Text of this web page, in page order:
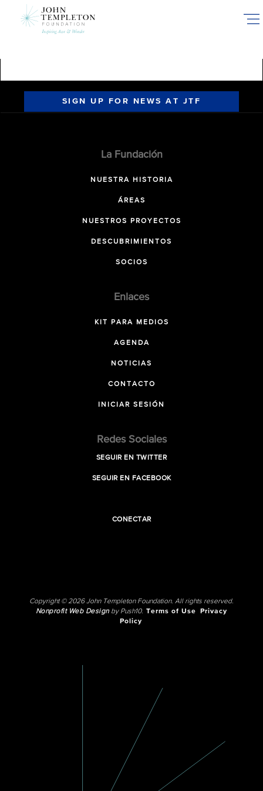
SIGN UP FOR NEWS AT JTF
La Fundación
NUESTRA HISTORIA
ÁREAS
NUESTROS PROYECTOS
DESCUBRIMIENTOS
SOCIOS
Enlaces
KIT PARA MEDIOS
AGENDA
NOTICIAS
CONTACTO
INICIAR SESIÓN
Redes Sociales
SEGUIR EN TWITTER
SEGUIR EN FACEBOOK
CONECTAR
Copyright © 2026 John Templeton Foundation. All rights reserved.
Nonprofit Web Designby Push10. Terms of Use
Privacy
Policy